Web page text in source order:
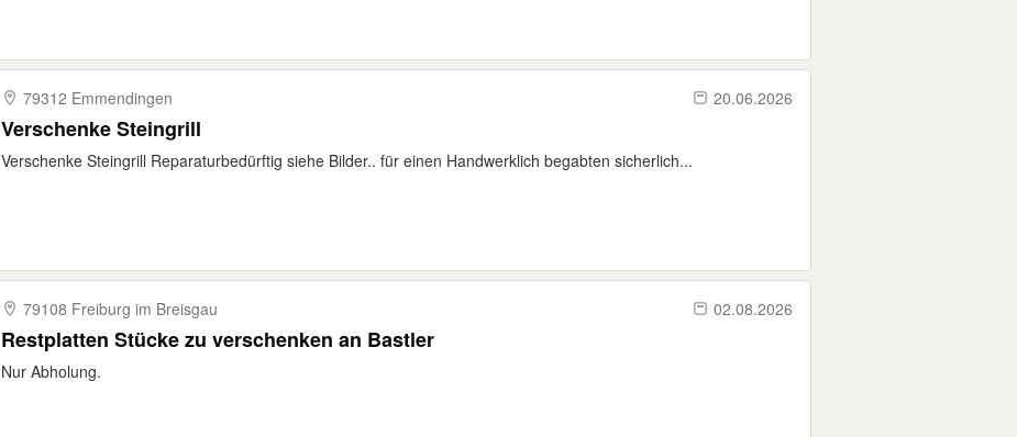
79312 Emmendingen 20.06.2026
Verschenke Steingrill
Verschenke Steingrill Reparaturbedürftig siehe Bilder.. für einen Handwerklich begabten sicherlich...
79108 Freiburg im Breisgau 02.08.2026
Restplatten Stücke zu verschenken an Bastler
Nur Abholung.